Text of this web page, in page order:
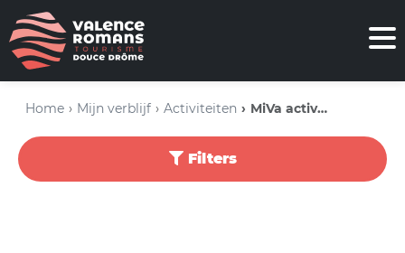
Home Mijn verblijf Activiteiten MiVa activiteiten
Filters